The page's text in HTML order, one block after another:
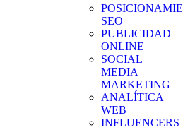
SEO
PUBLICIDAD
ONLINE
SOCIAL
MEDIA
MARKETING
ANALÍTICA
WEB
INFLUENCERS